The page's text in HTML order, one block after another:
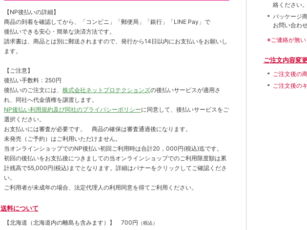
【NP後払いの詳細】
商品の到着を確認してから、「コンビニ」「郵便局」「銀行」「LINE Pay」で
後払いできる安心・簡単な決済方法です。
請求書は、商品とは別に郵送されますので、発行から14日以内にお支払いをお願いし
ます。
【ご注意】
後払い手数料：250円
後払いのご注文には、 株式会社ネットプロテクションズの後払いサービスが適用さ
れ、同社へ代金債権を譲渡します。
NP後払い利用規約及び同社のプライバシーポリシーに同意して、後払いサービスをご
選択ください。
お支払いには審査が必要です。 商品の確保は審査通過後になります。
未発売（ご予約）はご利用いただけません。
当オンラインショップでのNP後払い初回ご利用時は合計20，000円(税込)迄です。
初回の後払いをお支払後につきましての当オンラインショップでのご利用限度額は累
計残高で55,000円(税込)までとなります。詳細はバナーをクリックしてご確認くださ
い。
ご利用者が未成年の場合、法定代理人の利用同意を得てご利用ください。
送料について
【北海道（北海道内の離島も含みます）】 700円 （税込）
絡ください
パッケージ
お問い合わ
※ご連絡が無い
ご注文内容変
ご注文後の
ご注文後の